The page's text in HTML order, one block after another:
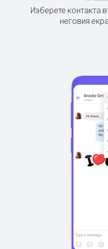
Изберете контакта
неговия